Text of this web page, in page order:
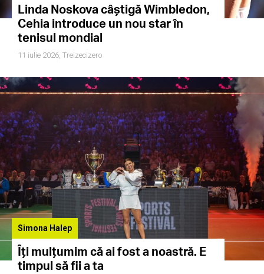
Linda Noskova câștigă Wimbledon,
Cehia introduce un nou star în
tenisul mondial
11 iulie 2026, Treizecizero
Simona Halep
Îți mulțumim că ai fost a noastră. E
timpul să fii a ta